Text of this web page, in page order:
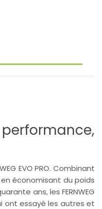
EVO PRO. Combinant
en économisant du poids
ans, les FERNWEG
ont essayé les autres et